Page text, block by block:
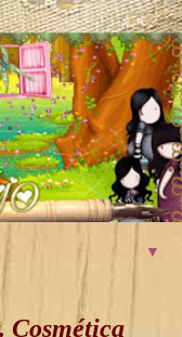
▼
Cosmética